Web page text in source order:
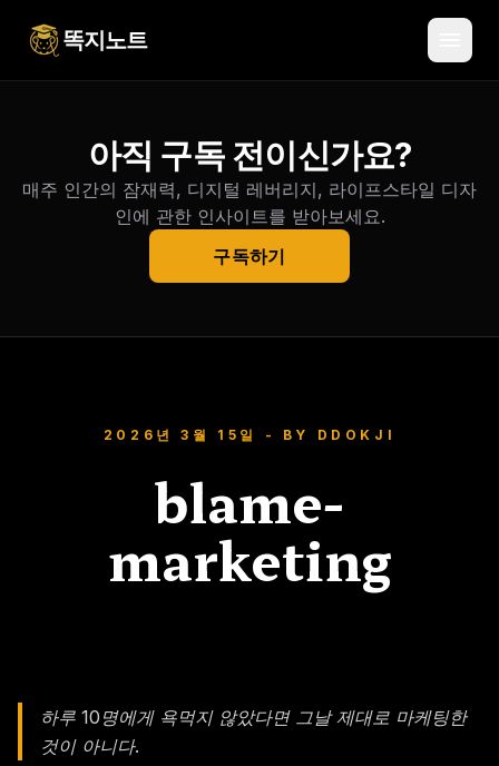
똑지노트
아직 구독 전이신가요?
매주 인간의 잠재력, 디지털 레버리지, 라이프스타일 디자
인에 관한 인사이트를 받아보세요.
구독하기
2026년 3월 15일 - BY DDOKJI
blame-
marketing
하루 10명에게 욕먹지 않았다면 그날 제대로 마케팅한
것이 아니다.